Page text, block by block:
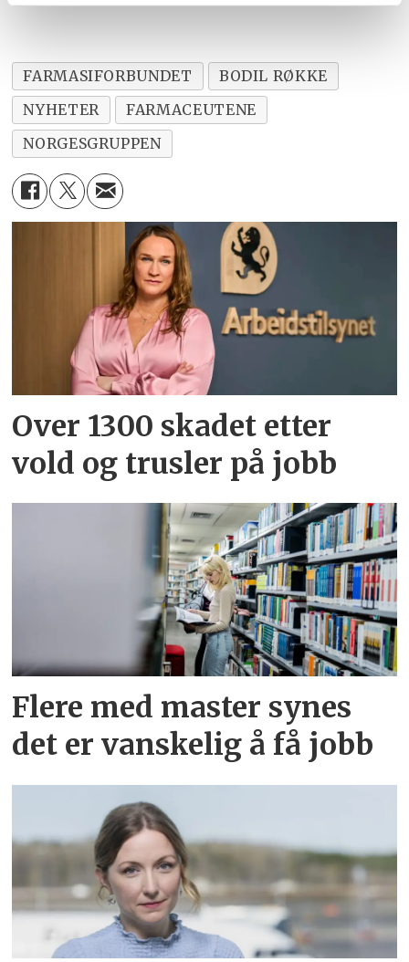
FARMASIFORBUNDET
BODIL RØKKE
NYHETER
FARMACEUTENE
NORGESGRUPPEN
Over 1300 skadet etter
vold og trusler på jobb
Flere med master synes
det er vanskelig å få jobb